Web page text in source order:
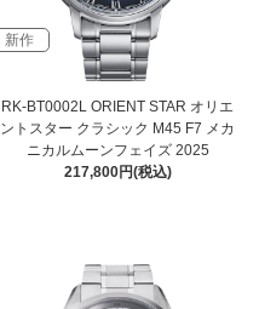
新作
RK-BT0002L ORIENT STAR オリエ
ントスター クラシック M45 F7 メカ
ニカルムーンフェイズ 2025
217,800円(税込)